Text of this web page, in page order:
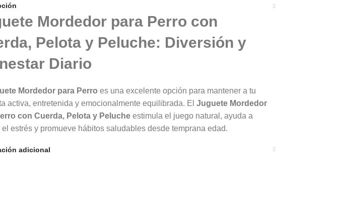
Mordedor para Perro con
Pelota y Peluche: Diversión y
Diario
Mordedor para Perro es una excelente opción para mantener a tu
activa, entretenida y emocionalmente equilibrada. El Juguete Mordedor
con Cuerda, Pelota y Pelucheestimula el juego natural, ayuda a
el estrés y promueve hábitos saludables desde temprana edad.
a su diseño multifuncional, el
adicional